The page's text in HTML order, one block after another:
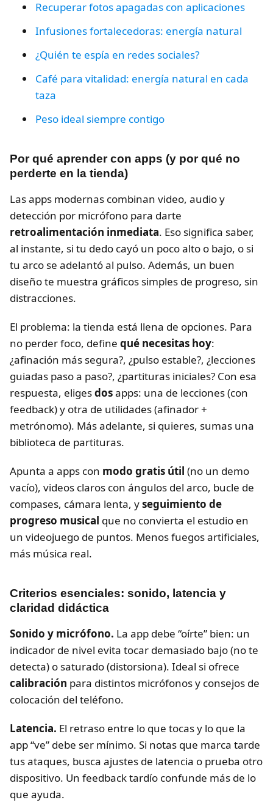
Recuperar fotos apagadas con aplicaciones
Infusiones fortalecedoras: energía natural
¿Quién te espía en redes sociales?
Café para vitalidad: energía natural en cada
taza
Peso ideal siempre contigo
Por qué aprender con apps (y por qué no
perderte en la tienda)
Las apps modernas combinan video, audio y
detección por micrófono para darte
retroalimentación inmediata. Eso significa saber,
al instante, si tu dedo cayó un poco alto o bajo, o si
tu arco se adelantó al pulso. Además, un buen
diseño te muestra gráficos simples de progreso, sin
distracciones.
El problema: la tienda está llena de opciones. Para
no perder foco, define qué necesitas hoy:
¿afinación más segura?, ¿pulso estable?, ¿lecciones
guiadas paso a paso?, ¿partituras iniciales? Con esa
respuesta, eligesdosapps: una de lecciones (con
feedback) y otra de utilidades (afinador +
metrónomo). Más adelante, si quieres, sumas una
biblioteca de partituras.
Apunta a apps con modo gratis útil (no un demo
vacío), videos claros con ángulos del arco, bucle de
compases, cámara lenta, yseguimiento de
progreso musical que no convierta el estudio en
un videojuego de puntos. Menos fuegos artificiales,
más música real.
Criterios esenciales: sonido, latencia y
claridad didáctica
Sonido y micrófono. La app debe “oírte” bien: un
indicador de nivel evita tocar demasiado bajo (no te
detecta) o saturado (distorsiona). Ideal si ofrece
calibración para distintos micrófonos y consejos de
colocación del teléfono.
Latencia. El retraso entre lo que tocas y lo que la
app “ve” debe ser mínimo. Si notas que marca tarde
tus ataques, busca ajustes de latencia o prueba otro
dispositivo. Un feedback tardío confunde más de lo
que ayuda.